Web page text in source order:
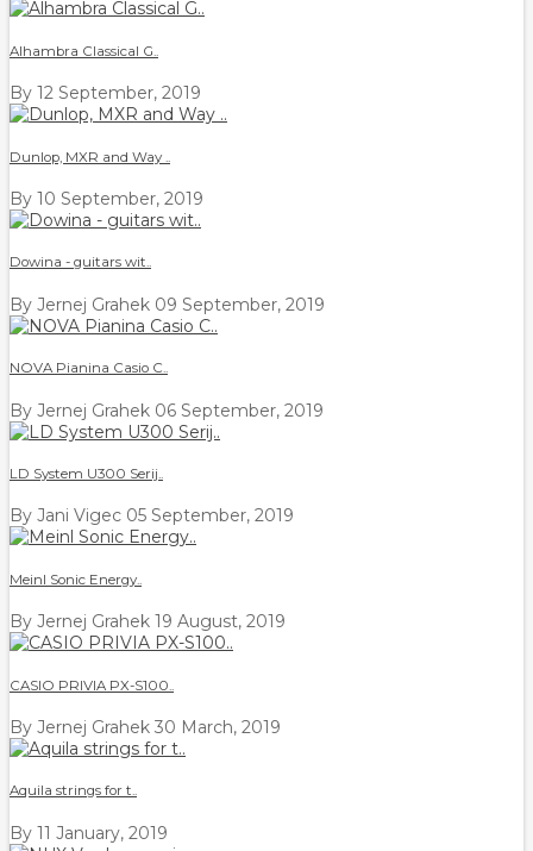
Alhambra Classical G..
By 12 September, 2019
Dunlop, MXR and Way ..
By 10 September, 2019
Dowina - guitars wit..
By Jernej Grahek 09 September, 2019
NOVA Pianina Casio C..
By Jernej Grahek 06 September, 2019
LD System U300 Serij..
By Jani Vigec 05 September, 2019
Meinl Sonic Energy..
By Jernej Grahek 19 August, 2019
CASIO PRIVIA PX-S100..
By Jernej Grahek 30 March, 2019
Aquila strings for t..
By 11 January, 2019